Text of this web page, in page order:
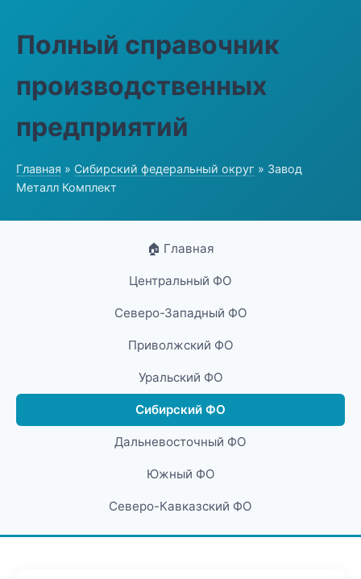
Полный справочник
производственных
предприятий
Главная » Сибирский федеральный округ » Завод
Металл Комплект
🏠 Главная
Центральный ФО
Северо-Западный ФО
Приволжский ФО
Уральский ФО
Сибирский ФО
Дальневосточный ФО
Южный ФО
Северо-Кавказский ФО